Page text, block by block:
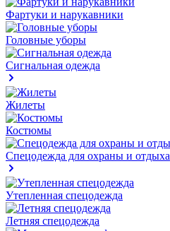
Фартуки и нарукавники
Головные уборы
Сигнальная одежда
Жилеты
Костюмы
Спецодежда для охраны и отдыха
Утепленная спецодежда
Летняя спецодежда